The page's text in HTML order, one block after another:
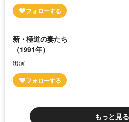
新・極道の妻たち
（1991年）
出演
もっと見る